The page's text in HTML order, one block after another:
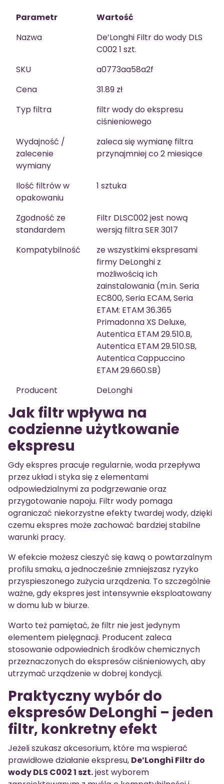
Parametr
Wartość
Nazwa
De’Longhi Filtr do wody DLS
C002 1 szt.
SKU
a0773aa58a2f
Cena
31.89 zł
Typ filtra
filtr wody do ekspresu
ciśnieniowego
Wydajność /
zalecenie
wymiany
zaleca się wymianę filtra
przynajmniej co 2 miesiące
Ilość filtrów w
opakowaniu
1 sztuka
Zgodność ze
standardem
Filtr DLSC002 jest nową
wersją filtra SER 3017
Kompatybilność
ze wszystkimi ekspresami
firmy DeLonghi z
możliwością ich
zainstalowania (m.in. Seria
EC800, Seria ECAM, Seria
ETAM: ETAM 36.365
Primadonna XS Deluxe,
Autentica ETAM 29.510.B,
Autentica ETAM 29.510.SB,
Autentica Cappuccino
ETAM 29.660.SB)
Producent
DeLonghi
Jak filtr wpływa na
codzienne użytkowanie
ekspresu
Gdy ekspres pracuje regularnie, woda przepływa
przez układ i styka się z elementami
odpowiedzialnymi za podgrzewanie oraz
przygotowanie napoju. Filtr wody pomaga
ograniczać niekorzystne efekty twardej wody, dzięki
czemu ekspres może zachować bardziej stabilne
warunki pracy.
W efekcie możesz cieszyć się kawą o powtarzalnym
profilu smaku, a jednocześnie zmniejszasz ryzyko
przyspieszonego zużycia urządzenia. To szczególnie
ważne, gdy ekspres jest intensywnie eksploatowany
w domu lub w biurze.
Warto też pamiętać, że filtr nie jest jedynym
elementem pielęgnacji. Producent zaleca
stosowanie odpowiednich środków chemicznych
przeznaczonych do ekspresów ciśnieniowych, aby
utrzymać urządzenie w dobrej kondycji.
Praktyczny wybór do
ekspresów DeLonghi – jeden
filtr, konkretny efekt
Jeżeli szukasz akcesorium, które ma wspierać
prawidłowe działanie ekspresu, De’Longhi Filtr do
wody DLS C002 1 szt.jest wyborem